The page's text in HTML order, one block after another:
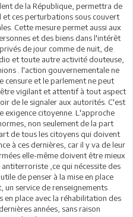
de la République, permettra de
ces perturbations sous couvert
Cette mesure permet aussi aux
et des biens dans l'intérêt
de jour comme de nuit, de
et toute autre activité douteuse,
. l'action gouvernementale ne
censure et le parlement ne peut
vigilant et attentif à tout aspect
de le signaler aux autorités. C'est
exigence citoyenne. L'approche
non seulement de la part
de tous les citoyens qui doivent
à ces dernières, car il y va de leur
elle-même doivent être mieux
,ce qui nécessite des
de penser à la mise en place
un service de renseignements
place avec la réhabilitation des
années, sans raison